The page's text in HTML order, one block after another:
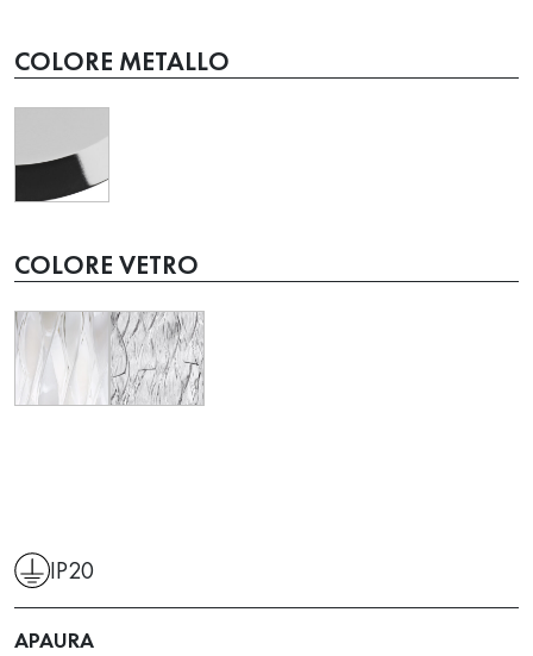
COLORE METALLO
COLORE VETRO
IP20
APAURA